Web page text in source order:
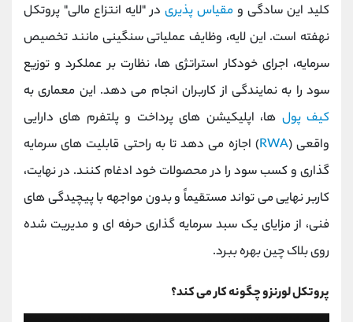
کلید این سادگی و مقیاس ‌پذیری در "لایه انتزاع مالی" پروتکل
نهفته است. این لایه، وظایف عملیاتی سنگینی مانند تخصیص
سرمایه، اجرای خودکار استراتژی‌ ها، نظارت بر عملکرد و توزیع
سود را به نمایندگی از کاربران انجام می ‌دهد. این معماری به
کیف ‌پول ‌ها، اپلیکیشن‌ های پرداخت و پلتفرم ‌های دارایی
واقعی (RWA) اجازه می‌ دهد تا به راحتی قابلیت‌ های سرمایه‌
گذاری و کسب سود را در محصولات خود ادغام کنند. در نهایت،
کاربر نهایی می ‌تواند مستقیماً و بدون مواجهه با پیچیدگی‌ های
فنی، از مزایای یک سبد سرمایه‌ گذاری حرفه‌ ای و مدیریت ‌شده
روی بلاک چین بهره ببرد.
پروتکل لورنزو چگونه کار می کند؟